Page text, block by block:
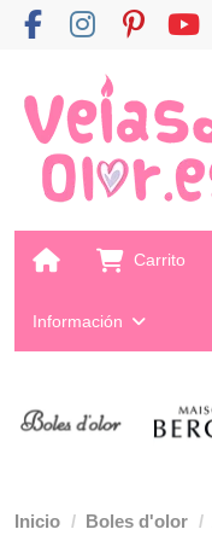
Carrito
Información
Inicio Boles d'olor